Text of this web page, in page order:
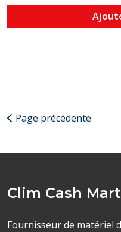
Page précédente
Clim Cash
Fournisseur de matériel